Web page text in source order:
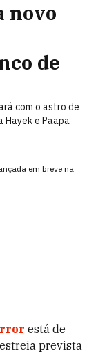
novo
de
com o astro de
Hayek e Paapa
em breve na
está de
prevista